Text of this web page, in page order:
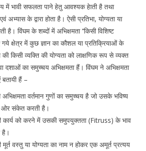
में भावी सफलता पाने हेतु आवश्यक हेाती है तथा
अभ्यास के द्वारा होता है। ऐसी प्रतिभा, योग्यता या
है। विंघम के शब्दों में अभिक्षमता ‘‘किसी विशिष्ट
गये क्षेत्र में कुछ ज्ञान का कौशल या प्रतिक्रियाओं के
किसी व्यक्ति की योग्यता को लाक्षणिक रूप से व्यक्त
दशाओं का समुच्चय अभिक्षमता हैं। विंघम ने अभिक्षमता
हैं –
अभिक्षमता वर्तमान गुणों का समुच्चय है जो उसके भविष्य
ओर संकेत करती है।
कार्य को करने में उसकी समुपयुक्तता (Fitruss) के भाव
है।
मूर्त वस्तु या योग्यता का नाम न होकर एक अमूर्त प्रत्यय